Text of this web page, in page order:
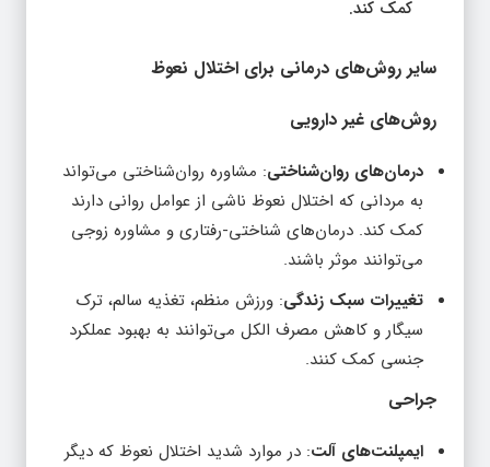
کمک کند.
سایر روش‌های درمانی برای اختلال نعوظ
روش‌های غیر دارویی
درمان‌های روان‌شناختی: مشاوره روان‌شناختی می‌تواند
به مردانی که اختلال نعوظ ناشی از عوامل روانی دارند
کمک کند. درمان‌های شناختی-رفتاری و مشاوره زوجی
می‌توانند موثر باشند.
تغییرات سبک زندگی: ورزش منظم، تغذیه سالم، ترک
سیگار و کاهش مصرف الکل می‌توانند به بهبود عملکرد
جنسی کمک کنند.
جراحی
ایمپلنت‌های آلت: در موارد شدید اختلال نعوظ که دیگر